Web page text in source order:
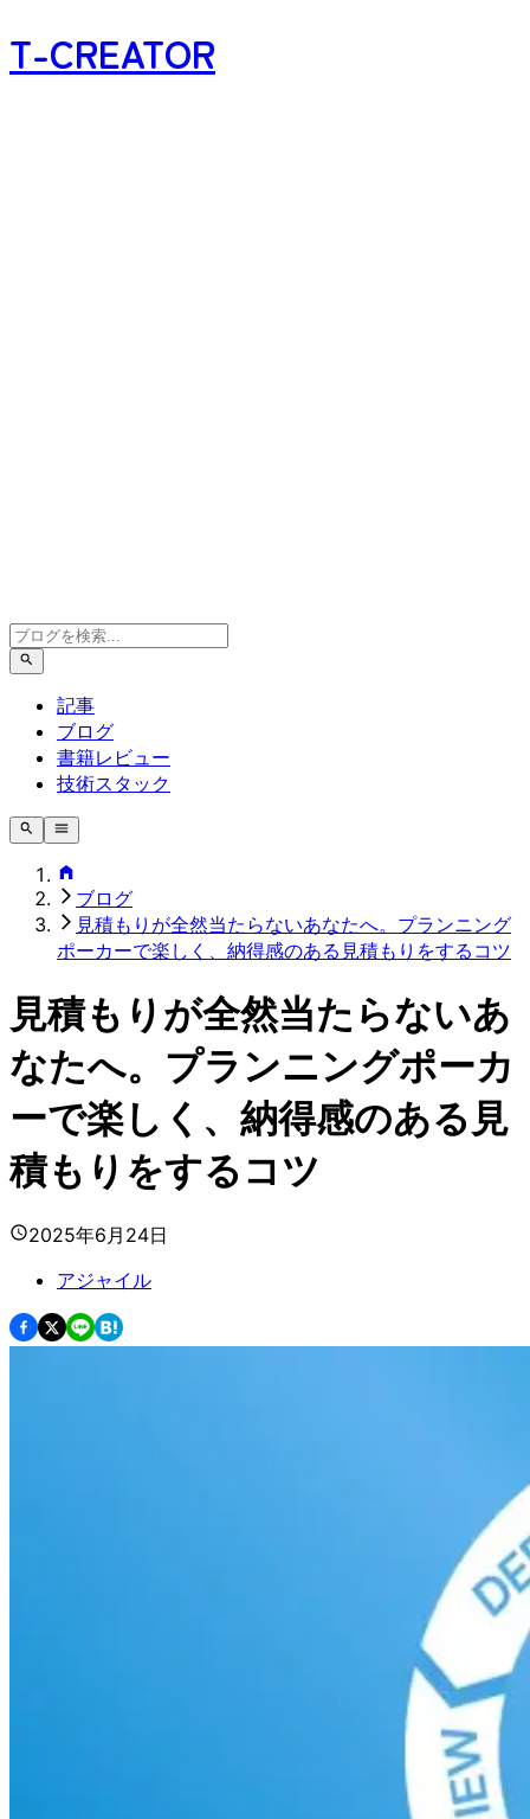
T-CREATOR
記事
ブログ
書籍レビュー
技術スタック
ブログ
見積もりが全然当たらないあなたへ。プランニング
ポーカーで楽しく、納得感のある見積もりをするコツ
見積もりが全然当たらないあ
なたへ。プランニングポーカ
ーで楽しく、納得感のある見
積もりをするコツ
2025年6月24日
アジャイル